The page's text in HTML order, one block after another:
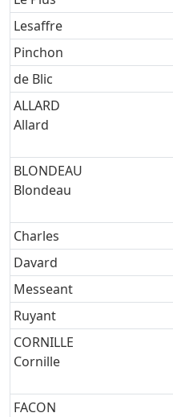
Lesaffre
Pinchon
de Blic
ALLARD
Allard
BLONDEAU
Blondeau
Charles
Davard
Messeant
Ruyant
CORNILLE
Cornille
FACON